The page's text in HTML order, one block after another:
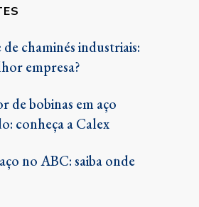
chaminés industriais:
empresa?
de bobinas em aço
conheça a Calex
no ABC: saiba onde